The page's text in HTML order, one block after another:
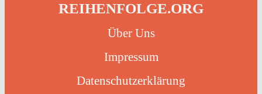
REIHENFOLGE.ORG
Über Uns
Impressum
Datenschutzerklärung